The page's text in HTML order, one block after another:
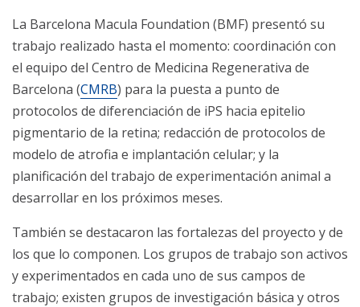
La Barcelona Macula Foundation (BMF) presentó su
trabajo realizado hasta el momento: coordinación con
el equipo del Centro de Medicina Regenerativa de
Barcelona (CMRB) para la puesta a punto de
protocolos de diferenciación de iPS hacia epitelio
pigmentario de la retina; redacción de protocolos de
modelo de atrofia e implantación celular; y la
planificación del trabajo de experimentación animal a
desarrollar en los próximos meses.
También se destacaron las fortalezas del proyecto y de
los que lo componen. Los grupos de trabajo son activos
y experimentados en cada uno de sus campos de
trabajo; existen grupos de investigación básica y otros